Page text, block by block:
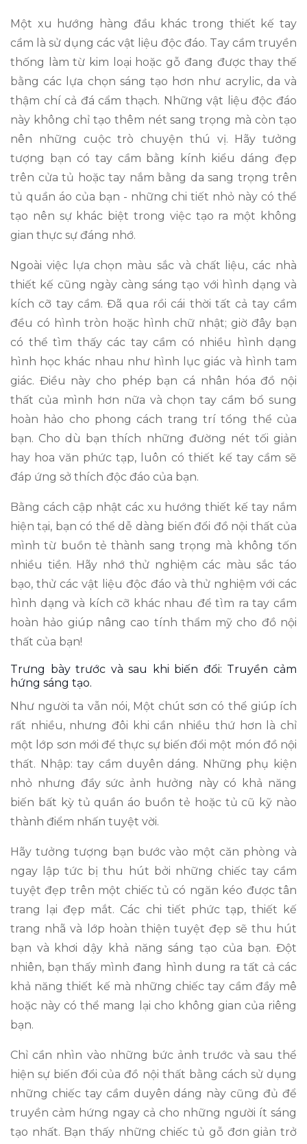
Một xu hướng hàng đầu khác trong thiết kế tay
cầm là sử dụng các vật liệu độc đáo. Tay cầm truyền
thống làm từ kim loại hoặc gỗ đang được thay thế
bằng các lựa chọn sáng tạo hơn như acrylic, da và
thậm chí cả đá cẩm thạch. Những vật liệu độc đáo
này không chỉ tạo thêm nét sang trọng mà còn tạo
nên những cuộc trò chuyện thú vị. Hãy tưởng
tượng bạn có tay cầm bằng kính kiểu dáng đẹp
trên cửa tủ hoặc tay nắm bằng da sang trọng trên
tủ quần áo của bạn - những chi tiết nhỏ này có thể
tạo nên sự khác biệt trong việc tạo ra một không
gian thực sự đáng nhớ.
Ngoài việc lựa chọn màu sắc và chất liệu, các nhà
thiết kế cũng ngày càng sáng tạo với hình dạng và
kích cỡ tay cầm. Đã qua rồi cái thời tất cả tay cầm
đều có hình tròn hoặc hình chữ nhật; giờ đây bạn
có thể tìm thấy các tay cầm có nhiều hình dạng
hình học khác nhau như hình lục giác và hình tam
giác. Điều này cho phép bạn cá nhân hóa đồ nội
thất của mình hơn nữa và chọn tay cầm bổ sung
hoàn hảo cho phong cách trang trí tổng thể của
bạn. Cho dù bạn thích những đường nét tối giản
hay hoa văn phức tạp, luôn có thiết kế tay cầm sẽ
đáp ứng sở thích độc đáo của bạn.
Bằng cách cập nhật các xu hướng thiết kế tay nắm
hiện tại, bạn có thể dễ dàng biến đổi đồ nội thất của
mình từ buồn tẻ thành sang trọng mà không tốn
nhiều tiền. Hãy nhớ thử nghiệm các màu sắc táo
bạo, thử các vật liệu độc đáo và thử nghiệm với các
hình dạng và kích cỡ khác nhau để tìm ra tay cầm
hoàn hảo giúp nâng cao tính thẩm mỹ cho đồ nội
thất của bạn!
Trưng bày trước và sau khi biến đổi: Truyền cảm
hứng sáng tạo.
Như người ta vẫn nói, Một chút sơn có thể giúp ích
rất nhiều, nhưng đôi khi cần nhiều thứ hơn là chỉ
một lớp sơn mới để thực sự biến đổi một món đồ nội
thất. Nhập: tay cầm duyên dáng. Những phụ kiện
nhỏ nhưng đầy sức ảnh hưởng này có khả năng
biến bất kỳ tủ quần áo buồn tẻ hoặc tủ cũ kỹ nào
thành điểm nhấn tuyệt vời.
Hãy tưởng tượng bạn bước vào một căn phòng và
ngay lập tức bị thu hút bởi những chiếc tay cầm
tuyệt đẹp trên một chiếc tủ có ngăn kéo được tân
trang lại đẹp mắt. Các chi tiết phức tạp, thiết kế
trang nhã và lớp hoàn thiện tuyệt đẹp sẽ thu hút
bạn và khơi dậy khả năng sáng tạo của bạn. Đột
nhiên, bạn thấy mình đang hình dung ra tất cả các
khả năng thiết kế mà những chiếc tay cầm đầy mê
hoặc này có thể mang lại cho không gian của riêng
bạn.
Chỉ cần nhìn vào những bức ảnh trước và sau thể
hiện sự biến đổi của đồ nội thất bằng cách sử dụng
những chiếc tay cầm duyên dáng này cũng đủ để
truyền cảm hứng ngay cả cho những người ít sáng
tạo nhất. Bạn thấy những chiếc tủ gỗ đơn giản trở